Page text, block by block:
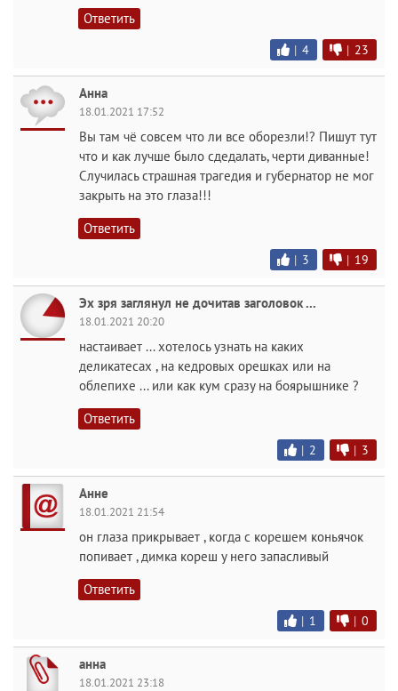
Ответить
| 4 | 23
Анна
18.01.2021 17:52
Вы там чё совсем что ли все оборезли!? Пишут тут
что и как лучше было сдедалать, черти диванные!
Случилась страшная трагедия и губернатор не мог
закрыть на это глаза!!!
Ответить
| 3 | 19
Эх зря заглянул не дочитав заголовок ...
18.01.2021 20:20
настаивает ... хотелось узнать на каких
деликатесах , на кедровых орешках или на
облепихе ... или как кум сразу на боярышнике ?
Ответить
| 2 | 3
Анне
18.01.2021 21:54
он глаза прикрывает , когда с корешем коньячок
попивает , димка кореш у него запасливый
Ответить
| 1 | 0
анна
18.01.2021 23:18